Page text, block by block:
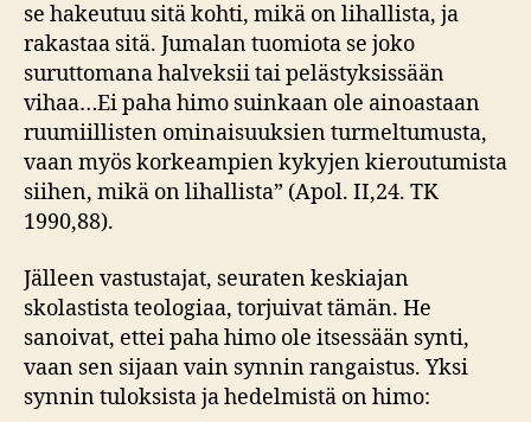
se hakeutuu sitä kohti, mikä on lihallista, ja
rakastaa sitä. Jumalan tuomiota se joko
suruttomana halveksii tai pelästyksissään
vihaa…Ei paha himo suinkaan ole ainoastaan
ruumiillisten ominaisuuksien turmeltumusta,
vaan myös korkeampien kykyjen kieroutumista
siihen, mikä on lihallista” (Apol. II,24. TK
1990,88).
Jälleen vastustajat, seuraten keskiajan
skolastista teologiaa, torjuivat tämän. He
sanoivat, ettei paha himo ole itsessään synti,
vaan sen sijaan vain synnin rangaistus. Yksi
synnin tuloksista ja hedelmistä on himo: